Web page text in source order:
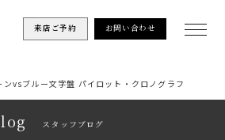
来店ご予約 お問い合わせ
vsブルー文字盤 パイロット・クロノグラフ
スタッフブログ